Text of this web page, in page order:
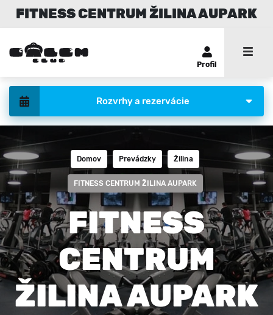
FITNESS CENTRUM ŽILINA AUPARK
Profil
Rozvrhy a rezervácie
Domov Prevádzky Žilina
FITNESS CENTRUM ŽILINA AUPARK
FITNESS
CENTRUM
ŽILINA AUPARK